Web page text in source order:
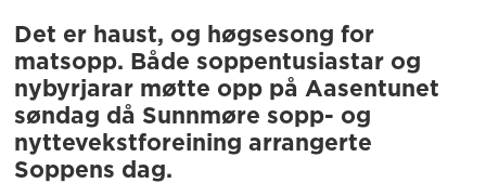
Det er haust, og høgsesong for
matsopp. Både soppentusiastar og
nybyrjarar møtte opp på Aasentunet
søndag då Sunnmøre sopp- og
nyttevekstforeining arrangerte
Soppens dag.